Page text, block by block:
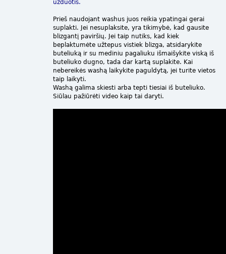
užduotis.
Prieš naudojant washus juos reikia ypatingai gerai
suplakti. Jei nesuplaksite, yra tikimybė, kad gausite
blizgantį paviršių. Jei taip nutiks, kad kiek
beplaktumėte užtepus vistiek blizga, atsidarykite
buteliuką ir su mediniu pagaliuku išmaišykite viską iš
buteliuko dugno, tada dar kartą suplakite. Kai
nebereikės washą laikykite paguldytą, jei turite vietos
taip laikyti.
Washą galima skiesti arba tepti tiesiai iš buteliuko.
Siūlau pažiūrėti video kaip tai daryti.